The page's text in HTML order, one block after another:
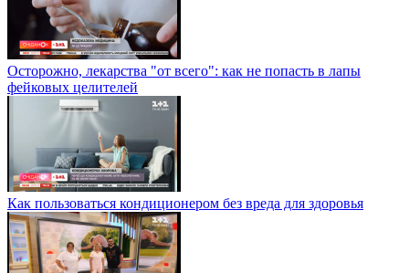
Осторожно, лекарства "от всего": как не попасть в лапы
фейковых целителей
Как пользоваться кондиционером без вреда для здоровья